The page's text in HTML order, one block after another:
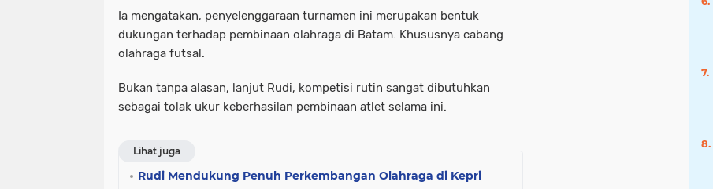
Ia mengatakan, penyelenggaraan turnamen ini merupakan bentuk
dukungan terhadap pembinaan olahraga di Batam. Khususnya cabang
olahraga futsal.
Bukan tanpa alasan, lanjut Rudi, kompetisi rutin sangat dibutuhkan
sebagai tolak ukur keberhasilan pembinaan atlet selama ini.
Lihat juga
Rudi Mendukung Penuh Perkembangan Olahraga di Kepri